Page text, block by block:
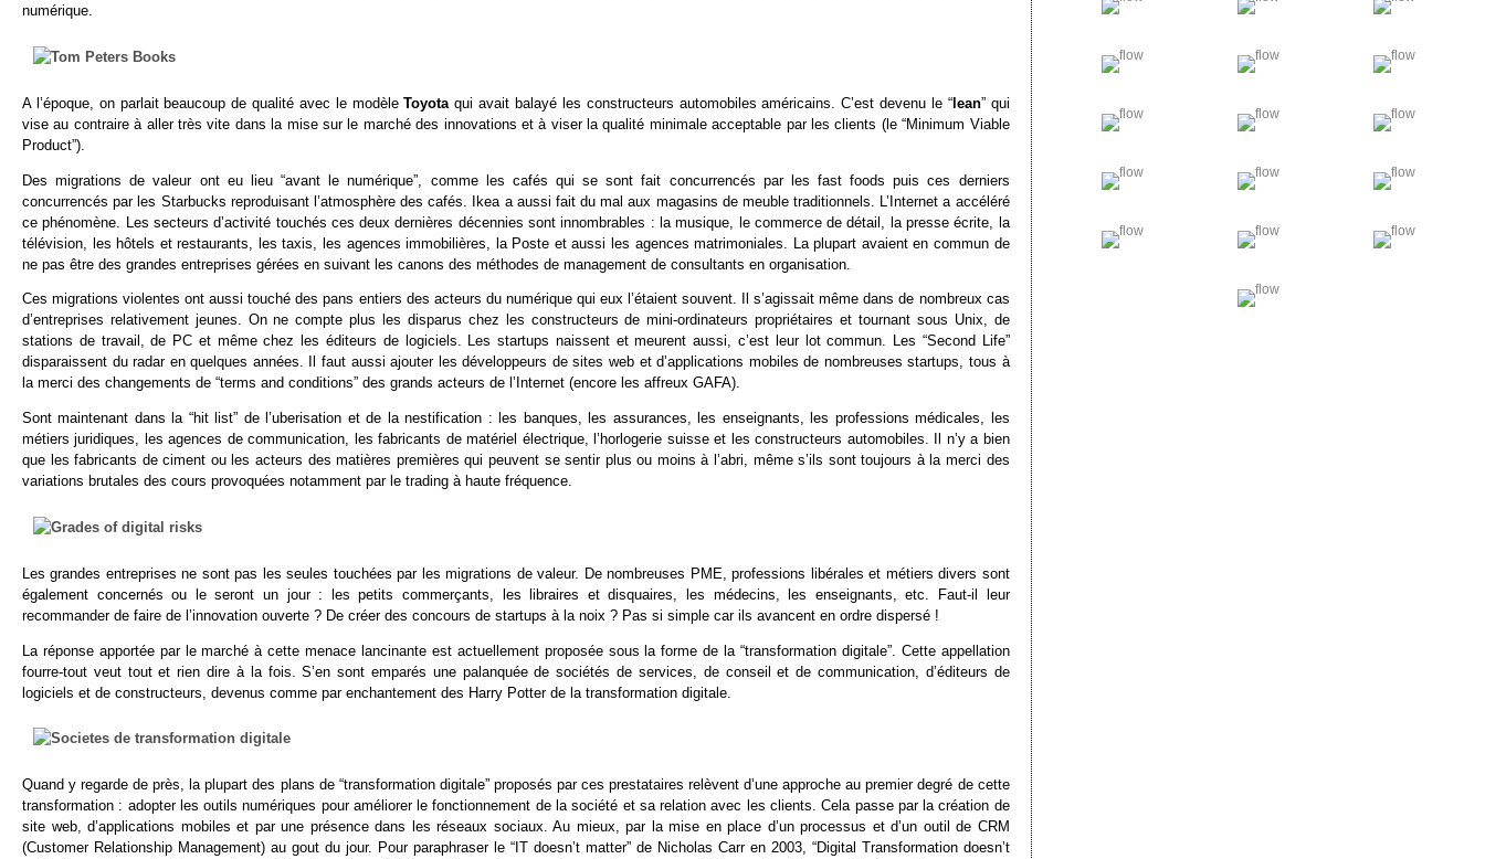
numérique.
A l’époque, on parlait beaucoup de qualité avec le modèleToyotaqui avait balayé les constructeurs automobiles américains. C’est devenu le “lean” qui
vise au contraire à aller très vite dans la mise sur le marché des innovations et à viser la qualité minimale acceptable par les clients (le “Minimum Viable
Product”).
Des migrations de valeur ont eu lieu “avant le numérique”, comme les cafés qui se sont fait concurrencés par les fast foods puis ces derniers
concurrencés par les Starbucks reproduisant l’atmosphère des cafés. Ikea a aussi fait du mal aux magasins de meuble traditionnels. L’Internet a accéléré
ce phénomène. Les secteurs d’activité touchés ces deux dernières décennies sont innombrables : la musique, le commerce de détail, la presse écrite, la
télévision, les hôtels et restaurants, les taxis, les agences immobilières, la Poste et aussi les agences matrimoniales. La plupart avaient en commun de
ne pas être des grandes entreprises gérées en suivant les canons des méthodes de management de consultants en organisation.
Ces migrations violentes ont aussi touché des pans entiers des acteurs du numérique qui eux l’étaient souvent. Il s’agissait même dans de nombreux cas
d’entreprises relativement jeunes. On ne compte plus les disparus chez les constructeurs de mini-ordinateurs propriétaires et tournant sous Unix, de
stations de travail, de PC et même chez les éditeurs de logiciels. Les startups naissent et meurent aussi, c’est leur lot commun. Les “Second Life”
disparaissent du radar en quelques années. Il faut aussi ajouter les développeurs de sites web et d’applications mobiles de nombreuses startups, tous à
la merci des changements de “terms and conditions” des grands acteurs de l’Internet (encore les affreux GAFA).
Sont maintenant dans la “hit list” de l’uberisation et de la nestification : les banques, les assurances, les enseignants, les professions médicales, les
métiers juridiques, les agences de communication, les fabricants de matériel électrique, l’horlogerie suisse et les constructeurs automobiles. Il n’y a bien
que les fabricants de ciment ou les acteurs des matières premières qui peuvent se sentir plus ou moins à l’abri, même s’ils sont toujours à la merci des
variations brutales des cours provoquées notamment par le trading à haute fréquence.
Les grandes entreprises ne sont pas les seules touchées par les migrations de valeur. De nombreuses PME, professions libérales et métiers divers sont
également concernés ou le seront un jour : les petits commerçants, les libraires et disquaires, les médecins, les enseignants, etc. Faut-il leur
recommander de faire de l’innovation ouverte ? De créer des concours de startups à la noix ? Pas si simple car ils avancent en ordre dispersé !
La réponse apportée par le marché à cette menace lancinante est actuellement proposée sous la forme de la “transformation digitale”. Cette appellation
fourre-tout veut tout et rien dire à la fois. S’en sont emparés une palanquée de sociétés de services, de conseil et de communication, d’éditeurs de
logiciels et de constructeurs, devenus comme par enchantement des Harry Potter de la transformation digitale.
Quand y regarde de près, la plupart des plans de “transformation digitale” proposés par ces prestataires relèvent d’une approche au premier degré de cette
transformation : adopter les outils numériques pour améliorer le fonctionnement de la société et sa relation avec les clients. Cela passe par la création de
site web, d’applications mobiles et par une présence dans les réseaux sociaux. Au mieux, par la mise en place d’un processus et d’un outil de CRM
(Customer Relationship Management) au gout du jour. Pour paraphraser le “IT doesn’t matter” de Nicholas Carr en 2003, “Digital Transformation doesn’t